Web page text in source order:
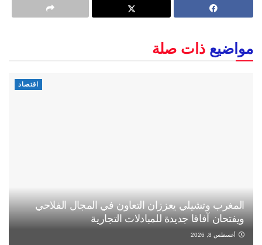
مواضيع ذات صلة
اقتصاد
المغرب وتشيلي يعززان التعاون في المجال الفلاحي
ويفتحان آفاقا جديدة للمبادلات التجارية
أغسطس 8, 2026